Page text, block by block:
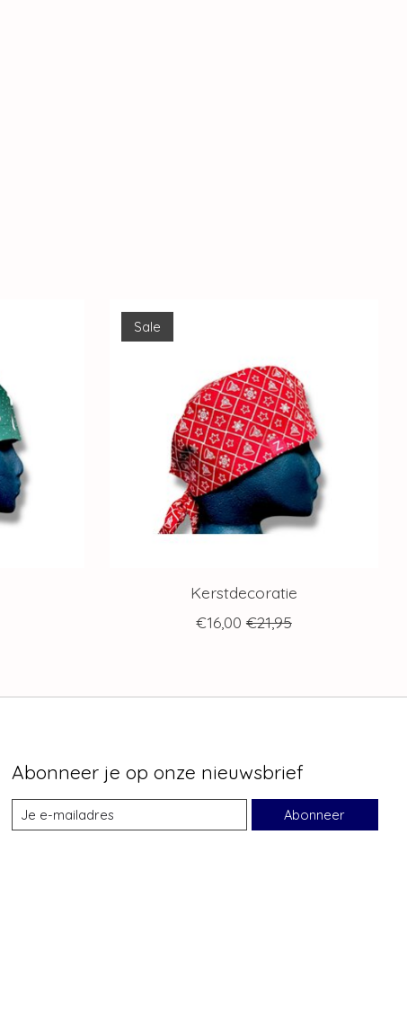
Sale
Kerstdecoratie
€16,00 €21,95
Abonneer je op onze nieuwsbrief
Abonneer